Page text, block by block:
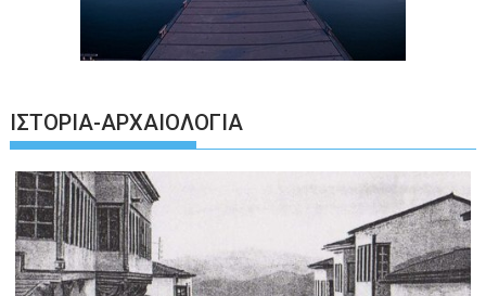
ΙΣΤΟΡΊΑ-ΑΡΧΑΙΟΛΟΓΊΑ